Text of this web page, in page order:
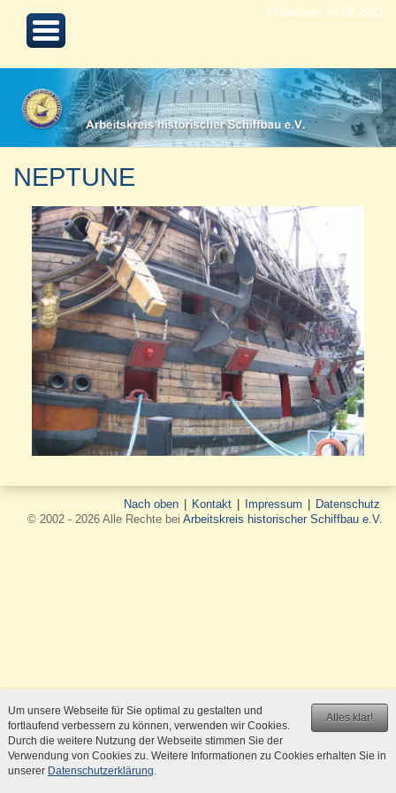
Aktualisiert 24.08.2022
NEPTUNE
Nach oben Kontakt Impressum
Datenschutz
© 2002 - 2026 Alle Rechte bei Arbeitskreis historischer Schiffbau e.V.
Alles klar!
Um unsere Webseite für Sie optimal zu gestalten und
fortlaufend verbessern zu können, verwenden wir Cookies.
Durch die weitere Nutzung der Webseite stimmen Sie der
Verwendung von Cookies zu. Weitere Informationen zu Cookies erhalten Sie in
unserer Datenschutzerklärung